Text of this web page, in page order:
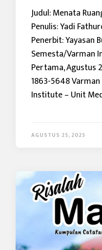
Judul: Menata
Penulis: Yadi
Penerbit: Yayasan
Semesta/Varman
Pertama, Agustus
1863-5648
Institute – Unit
AGUSTUS 25, 2025